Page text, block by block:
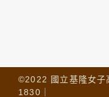
©2022 國立基隆女
1830｜